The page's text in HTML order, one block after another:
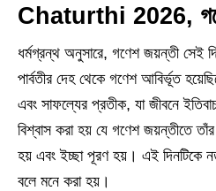
Chaturthi 2026,
ধর্মগ্রন্থ অনুসারে, গণেশ জয়ন্তী সেই
পার্বতীর দেহ থেকে গণেশ আবির্ভূত
এবং সাফল্যের প্রতীক, যা জীবনে
বিশ্বাস করা হয় যে গণেশ জয়ন্তীতে
হয় এবং ইচ্ছা পূরণ হয়। এই দিনটিকে
বলে মনে করা হয়।